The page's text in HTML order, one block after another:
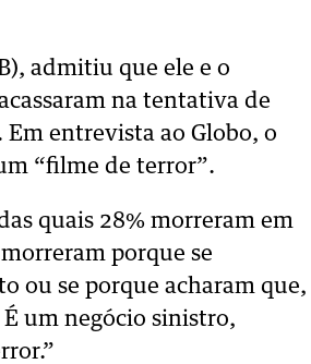
admitiu que ele e o
na tentativa de
entrevista ao Globo, o
“filme de terror”.
quais 28% morreram em
morreram porque se
ou se porque acharam que,
um negócio sinistro,